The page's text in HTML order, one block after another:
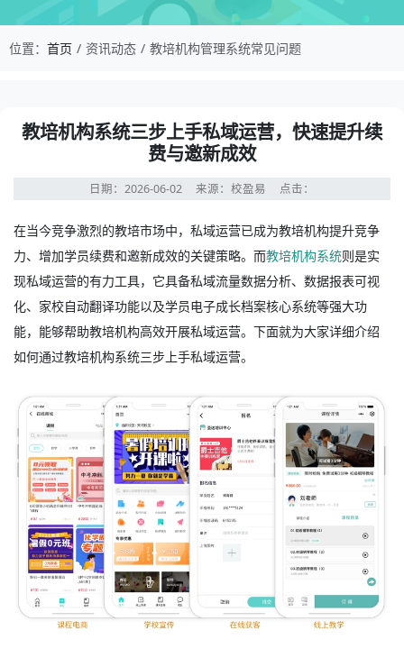
位置： 首页 资讯动态 教培机构管理系统常见问题
教培机构系统三步上手私域运营，快速提升续
费与邀新成效
日期：2026-06-02 来源：校盈易 点击：
在当今竞争激烈的教培市场中，私域运营已成为教培机构提升竞争
力、增加学员续费和邀新成效的关键策略。而教培机构系统则是实
现私域运营的有力工具，它具备私域流量数据分析、数据报表可视
化、家校自动翻译功能以及学员电子成长档案核心系统等强大功
能，能够帮助教培机构高效开展私域运营。下面就为大家详细介绍
如何通过教培机构系统三步上手私域运营。